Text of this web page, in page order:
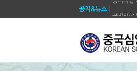
공지&뉴스
공지사항
공지사항
Sketchbook5, 스
Sketchbook5, 스